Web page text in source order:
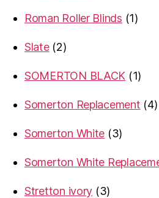
Roman Roller Blinds
11
Slate 22
SOMERTON BLACK
11
Somerton Replacement
44
Somerton White
33
Somerton White
Stretton ivory
33